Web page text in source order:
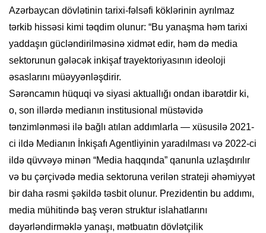
Azərbaycan dövlətinin tarixi-fəlsəfi köklərinin ayrılmaz
tərkib hissəsi kimi təqdim olunur: “Bu yanaşma həm tarixi
yaddaşın gücləndirilməsinə xidmət edir, həm də media
sektorunun gələcək inkişaf trayektoriyasının ideoloji
əsaslarını müəyyənləşdirir.
Sərəncamın hüquqi və siyasi aktuallığı ondan ibarətdir ki,
o, son illərdə medianın institusional müstəvidə
tənzimlənməsi ilə bağlı atılan addımlarla — xüsusilə 2021-
ci ildə Medianın İnkişafı Agentliyinin yaradılması və 2022-ci
ildə qüvvəyə minən “Media haqqında” qanunla uzlaşdırılır
və bu çərçivədə media sektoruna verilən strateji əhəmiyyət
bir daha rəsmi şəkildə təsbit olunur. Prezidentin bu addımı,
media mühitində baş verən struktur islahatlarını
dəyərləndirməklə yanaşı, mətbuatın dövlətçilik